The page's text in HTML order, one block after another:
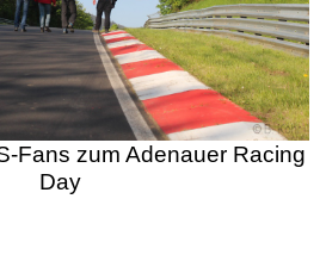
Fans zum Adenauer Racing
Day